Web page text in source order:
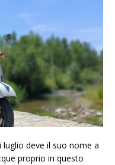
luglio deve il suo nome a
proprio in questo